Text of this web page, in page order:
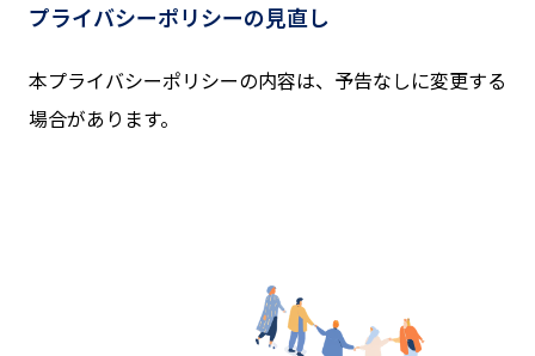
プライバシーポリシーの見直し
本プライバシーポリシーの内容は、予告なしに変更する
場合があります。